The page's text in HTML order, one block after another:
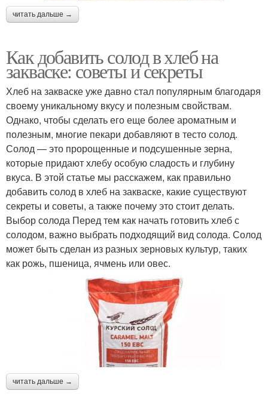
читать дальше →
Как добавить солод в хлеб на
закваске: советы и секреты
Хлеб на закваске уже давно стал популярным благодаря
своему уникальному вкусу и полезным свойствам.
Однако, чтобы сделать его еще более ароматным и
полезным, многие пекари добавляют в тесто солод.
Солод — это пророщенные и подсушенные зерна,
которые придают хлебу особую сладость и глубину
вкуса. В этой статье мы расскажем, как правильно
добавить солод в хлеб на закваске, какие существуют
секреты и советы, а также почему это стоит делать.
Выбор солода Перед тем как начать готовить хлеб с
солодом, важно выбрать подходящий вид солода. Солод
может быть сделан из разных зерновых культур, таких
как рожь, пшеница, ячмень или овес.
читать дальше →